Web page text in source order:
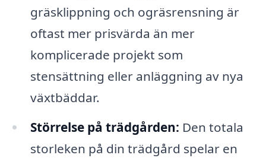
gräsklippning och ogräsrensning är
oftast mer prisvärda än mer
komplicerade projekt som
stensättning eller anläggning av nya
växtbäddar.
Störrelse på trädgården: Den totala
storleken på din trädgård spelar en